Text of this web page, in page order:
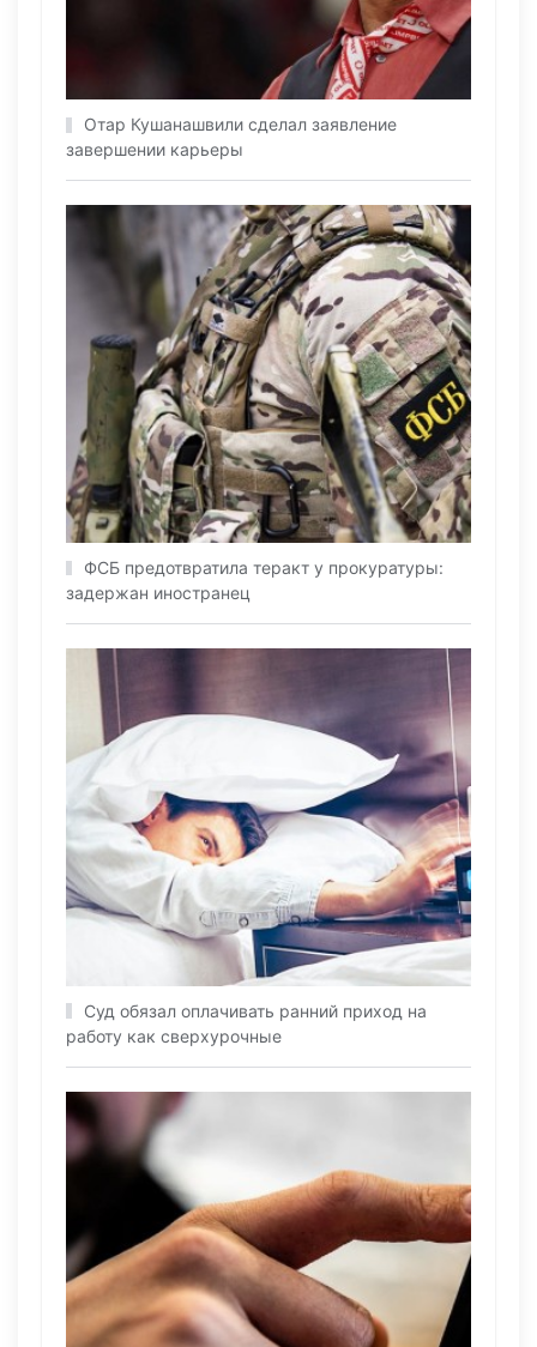
Отар Кушанашвили сделал заявление
завершении карьеры
ФСБ предотвратила теракт у прокуратуры:
задержан иностранец
Суд обязал оплачивать ранний приход на
работу как сверхурочные